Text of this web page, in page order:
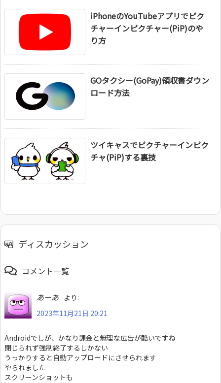
iPhoneのYouTubeアプリでピク
チャーインピクチャー(PiP)のや
り方
GOタクシー(GoPay)領収書ダウン
ロード方法
ツイキャスでピクチャーインピク
チャ(PiP)する裏技
ディスカッション
コメント一覧
あーあ より:
2023年11月21日 20:21
Androidでしが、かなり課金と無理な広告が酷いですね
閉じられず強制終了するしかない
うっかりすると自動アップロードにさせられます
やられました
スクリーンショットも